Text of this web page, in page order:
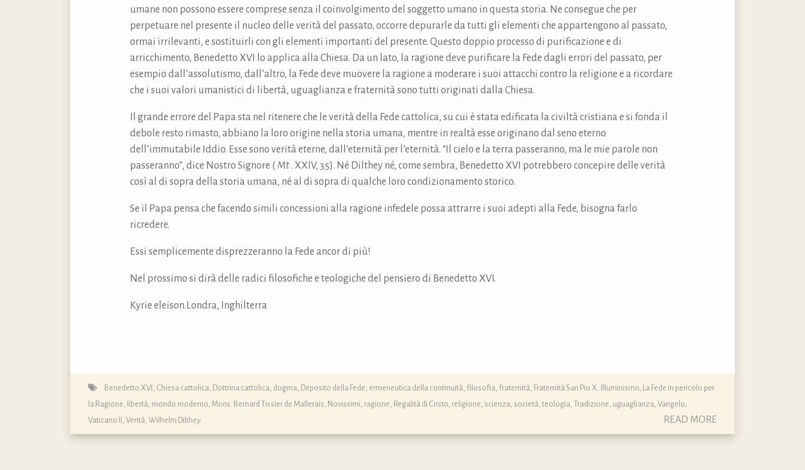
umane non possono essere comprese senza il coinvolgimento del soggetto umano in questa storia. Ne consegue che per
perpetuare nel presente il nucleo delle verità del passato, occorre depurarle da tutti gli elementi che appartengono al passato,
ormai irrilevanti, e sostituirli con gli elementi importanti del presente. Questo doppio processo di purificazione e di
arricchimento, Benedetto XVI lo applica alla Chiesa. Da un lato, la ragione deve purificare la Fede dagli errori del passato, per
esempio dall’assolutismo, dall’altro, la Fede deve muovere la ragione a moderare i suoi attacchi contro la religione e a ricordare
che i suoi valori umanistici di libertà, uguaglianza e fraternità sono tutti originati dalla Chiesa.
Il grande errore del Papa sta nel ritenere che le verità della Fede cattolica, su cui è stata edificata la civiltà cristiana e si fonda il
debole resto rimasto, abbiano la loro origine nella storia umana, mentre in realtà esse originano dal seno eterno
dell’immutabile Iddio. Esse sono verità eterne, dall’eternità per l’eternità. “Il cielo e la terra passeranno, ma le mie parole non
passeranno”, dice Nostro Signore ( Mt . XXIV, 35). Né Dilthey né, come sembra, Benedetto XVI potrebbero concepire delle verità
così al di sopra della storia umana, né al di sopra di qualche loro condizionamento storico.
Se il Papa pensa che facendo simili concessioni alla ragione infedele possa attrarre i suoi adepti alla Fede, bisogna farlo
ricredere.
Essi semplicemente disprezzeranno la Fede ancor di più!
Nel prossimo si dirà delle radici filosofiche e teologiche del pensiero di Benedetto XVI.
Kyrie eleison.Londra, Inghilterra
Benedetto XVI , Chiesa cattolica, Dottrina cattolica, dogma, Deposito della Fede, ermeneutica della continuità, filosofia, fraternità, Fraternità San Pio X, Illuminismo, La Fede in pericolo per
la Ragione, libertà, mondo moderno, Mons. Bernard Tissier de Mallerais, Novissimi, ragione, Regalità di Cristo, religione, scienza, società, teologia, Tradizione, uguaglianza, Vangelo,
Vaticano II , Verità, Wilhelm Dilthey READ MORE